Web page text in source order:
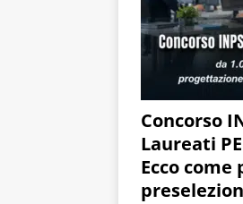
Concorso
Laureati
Ecco